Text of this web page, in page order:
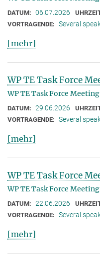
DATUM: 06.07.2026
VORTRAGENDE: Several
[mehr]
WP TE Task Force
WP TE Task Force Meeting
DATUM: 29.06.2026
VORTRAGENDE: Several
[mehr]
WP TE Task Force
WP TE Task Force
DATUM: 22.06.2026
VORTRAGENDE: Several
[mehr]